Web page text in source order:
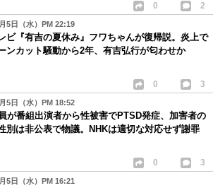
0 2
5日（水）PM 22:19
ビ『有吉の夏休み』フワちゃんが復帰説。炎上で
ンカット騒動から2年、有吉弘行が匂わせか
0 3
5日（水）PM 18:52
が番組出演者から性被害でPTSD発症、加害者の
別は非公表で物議。NHKは適切な対応せず謝罪
0 3
5日（水）PM 16:21